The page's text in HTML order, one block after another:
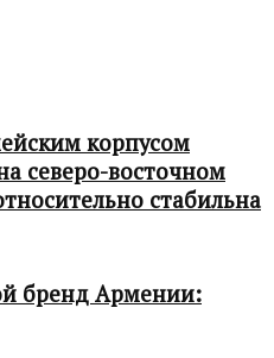
корпусом
северо-восточном
стабильна
бренд Армении: